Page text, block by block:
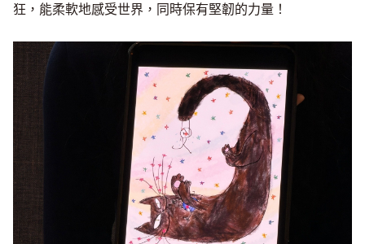
狂，能柔軟地感受世界，同時保有堅韌的力量！